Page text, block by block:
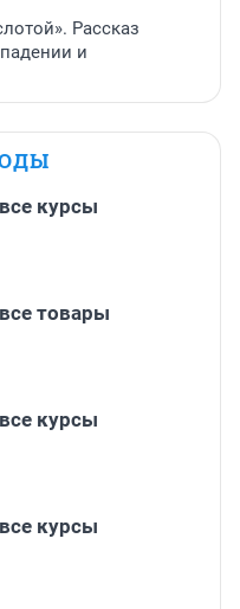
Рассказ
и
курсы
товары
курсы
курсы